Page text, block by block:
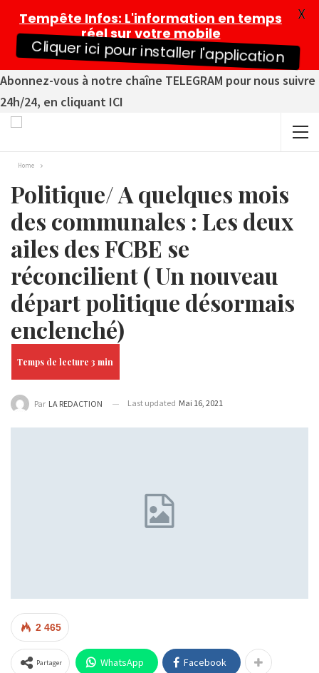
Abonnez-vous à notre chaîne TELEGRAM pour nous suivre
24h/24, en cliquant ICI
Home
Politique/ A quelques mois
des communales : Les deux
ailes des FCBE se
réconcilient ( Un nouveau
départ politique désormais
enclenché)
Par LA REDACTION Last updated Mai 16, 2021
2 465
Partager WhatsApp Facebook
Tempête Infos: L'information en temps
réel sur votre mobile
Cliquer ici pour installer l'application
X